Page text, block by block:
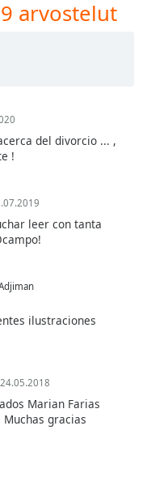
arvostelut
del divorcio ... ,
!
leer con tanta
ilustraciones
24.05.2018
Marian Farias
Muchas gracias